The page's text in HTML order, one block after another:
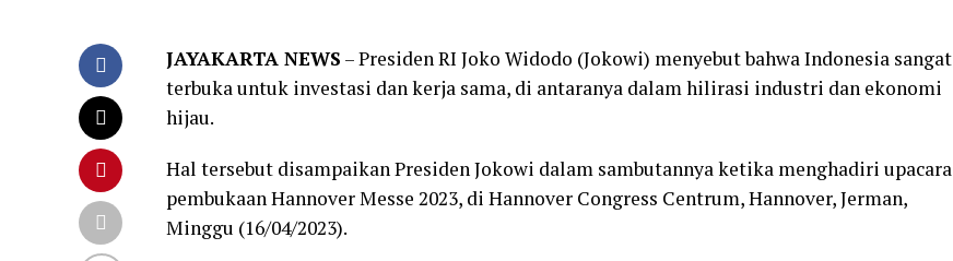
JAYAKARTA NEWS – Presiden RI Joko Widodo (Jokowi) menyebut bahwa Indonesia sangat
terbuka untuk investasi dan kerja sama, di antaranya dalam hilirasi industri dan ekonomi
hijau.
Hal tersebut disampaikan Presiden Jokowi dalam sambutannya ketika menghadiri upacara
pembukaan Hannover Messe 2023, di Hannover Congress Centrum, Hannover, Jerman,
Minggu (16/04/2023).